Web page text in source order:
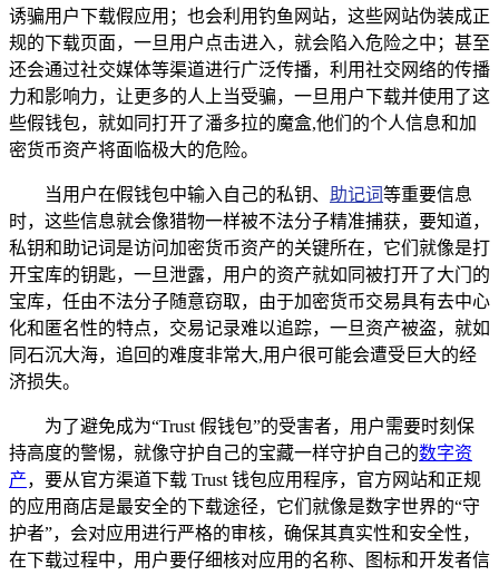
诱骗用户下载假应用；也会利用钓鱼网站，这些网站伪装成正
规的下载页面，一旦用户点击进入，就会陷入危险之中；甚至
还会通过社交媒体等渠道进行广泛传播，利用社交网络的传播
力和影响力，让更多的人上当受骗，一旦用户下载并使用了这
些假钱包，就如同打开了潘多拉的魔盒,他们的个人信息和加
密货币资产将面临极大的危险。
当用户在假钱包中输入自己的私钥、 助记词等重要信息
时，这些信息就会像猎物一样被不法分子精准捕获，要知道，
私钥和助记词是访问加密货币资产的关键所在，它们就像是打
开宝库的钥匙，一旦泄露，用户的资产就如同被打开了大门的
宝库，任由不法分子随意窃取，由于加密货币交易具有去中心
化和匿名性的特点，交易记录难以追踪，一旦资产被盗，就如
同石沉大海，追回的难度非常大,用户很可能会遭受巨大的经
济损失。
为了避免成为“Trust 假钱包”的受害者，用户需要时刻保
持高度的警惕，就像守护自己的宝藏一样守护自己的数字资
产，要从官方渠道下载 Trust 钱包应用程序，官方网站和正规
的应用商店是最安全的下载途径，它们就像是数字世界的“守
护者”，会对应用进行严格的审核，确保其真实性和安全性，
在下载过程中，用户要仔细核对应用的名称、图标和开发者信